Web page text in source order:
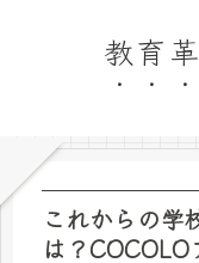
教育
これからの学
は？